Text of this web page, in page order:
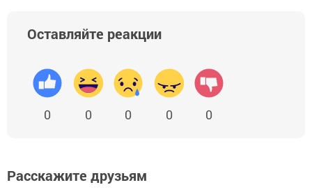
Оставляйте реакции
0 0 0 0 0
Расскажите друзьям